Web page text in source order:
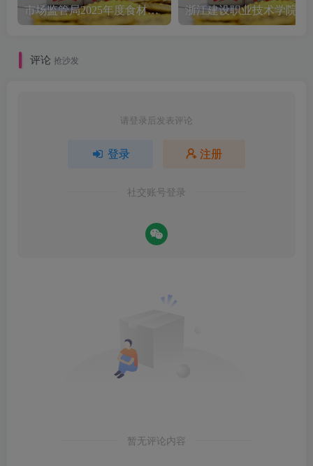
市场监管局2025年度食材配送采购公告
评论 抢沙发
请登录后发表评论
登录 注册
社交账号登录
暂无评论内容